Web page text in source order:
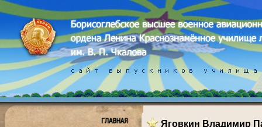
Яговкин Владимир